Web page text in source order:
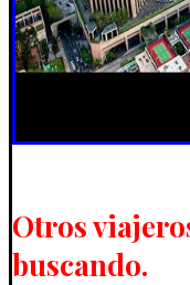
Otros
buscando.